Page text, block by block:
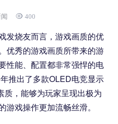
闻 400
发烧友而言，游戏画质的优
优秀的游戏画质所带来的游
性能、配置都非常强悍的电
推出了多款OLED电竞显示
，能够为玩家呈现出极为
戏操作更加流畅丝滑。